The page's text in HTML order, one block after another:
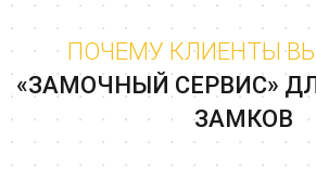
ПОЧЕМУ КЛИЕНТЫ
«ЗАМОЧНЫЙ СЕРВИС»
ЗАМКОВ